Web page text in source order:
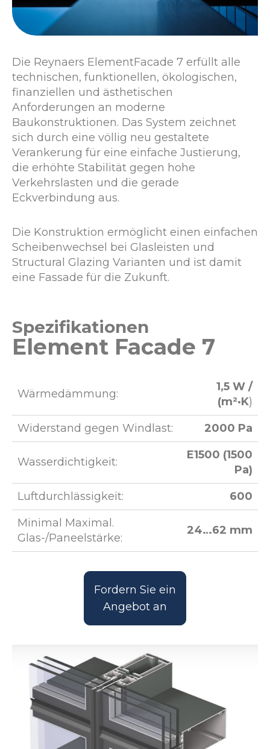
Die Reynaers ElementFacade 7 erfüllt alle
technischen, funktionellen, ökologischen,
finanziellen und ästhetischen
Anforderungen an moderne
Baukonstruktionen. Das System zeichnet
sich durch eine völlig neu gestaltete
Verankerung für eine einfache Justierung,
die erhöhte Stabilität gegen hohe
Verkehrslasten und die gerade
Eckverbindung aus.
Die Konstruktion ermöglicht einen einfachen
Scheibenwechsel bei Glasleisten und
Structural Glazing Varianten und ist damit
eine Fassade für die Zukunft.
Spezifikationen
Element Facade 7
Wärmedämmung:
1,5 W /
(m²·K)
Widerstand gegen Windlast:
2000 Pa
Wasserdichtigkeit:
E1500 (1500
Pa)
Luftdurchlässigkeit:
600
Minimal Maximal.
Glas-/Paneelstärke:
24…62 mm
Fordern Sie ein
Angebot an